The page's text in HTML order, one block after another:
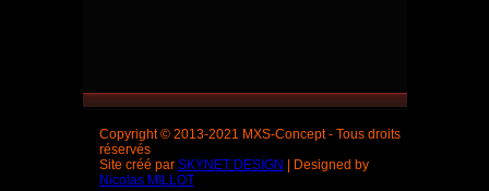
Copyright © 2013-2021 MXS-Concept - Tous droits
réservés
Site créé par SKYNET DESIGN
| Designed by
Nicolas MILLOT